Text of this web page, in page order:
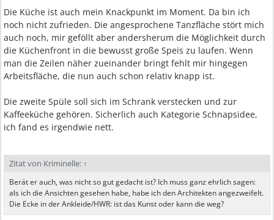
Die Küche ist auch mein Knackpunkt im Moment. Da bin ich
noch nicht zufrieden. Die angesprochene Tanzfläche stört mich
auch noch, mir geföllt aber andersherum die Möglichkeit durch
die Küchenfront in die bewusst große Speis zu laufen. Wenn
man die Zeilen näher zueinander bringt fehlt mir hingegen
Arbeitsfläche, die nun auch schon relativ knapp ist.
Die zweite Spüle soll sich im Schrank verstecken und zur
Kaffeeküche gehören. Sicherlich auch Kategorie Schnapsidee,
ich fand es irgendwie nett.
Zitat von Kriminelle: ↑
Berät er auch, was nicht so gut gedacht ist? Ich muss ganz ehrlich sagen:
als ich die Ansichten gesehen habe, habe ich den Architekten angezweifelt.
Die Ecke in der Ankleide/HWR: ist das Kunst oder kann die weg?